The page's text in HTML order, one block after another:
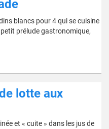
blancs pour 4 qui se cuisine
prélude gastronomique,
lotte aux
et « cuite » dans les jus de